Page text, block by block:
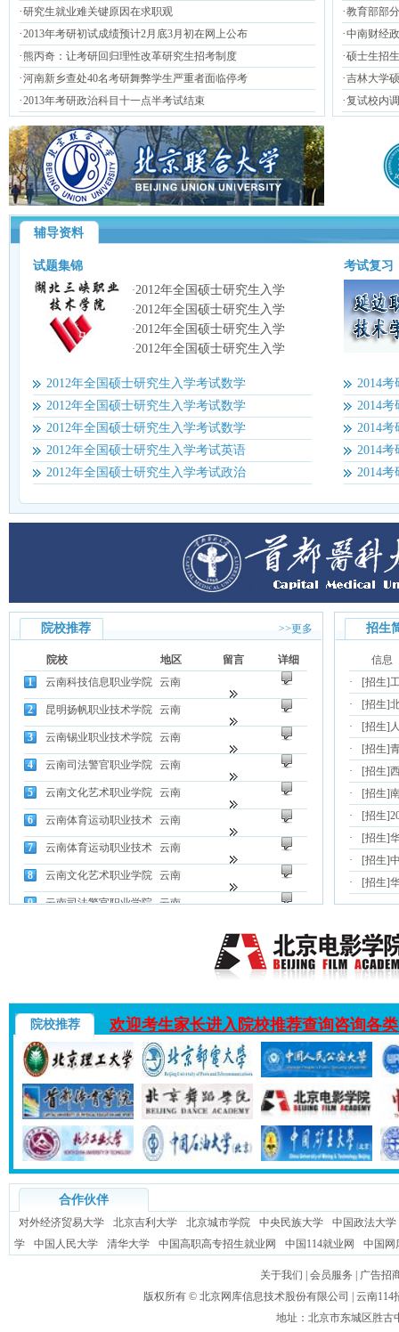
·研究生就业难关键原因在求职观
·2013年考研初试成绩预计2月底3月初在网上公布
·熊丙奇：让考研回归理性改革研究生招考制度
·河南新乡查处40名考研舞弊学生严重者面临停考
·2013年考研政治科目十一点半考试结束
·教育部部
·中南财经
·硕士生招
·吉林大学
·复试校内
辅导资料
试题集锦
·2012年全国硕士研究生入学
·2012年全国硕士研究生入学
·2012年全国硕士研究生入学
·2012年全国硕士研究生入学
2012年全国硕士研究生入学考试数学
2012年全国硕士研究生入学考试数学
2012年全国硕士研究生入学考试数学
2012年全国硕士研究生入学考试英语
2012年全国硕士研究生入学考试政治
考试复习
2014
2014
2014
2014
2014
院校推荐 >>更多
院校 地区 留言
详细
1
云南科技信息职业学院 云南
2 昆明扬帆职业技术学院 云南
3 云南锡业职业技术学院 云南
4 云南司法警官职业学院 云南
5 云南文化艺术职业学院 云南
6 云南体育运动职业技术 云南
7 云南体育运动职业技术 云南
8 云南文化艺术职业学院 云南
9 云南司法警官职业学院 云南
招生
信息
·
[招生]
·
[招生]
·
[招生]
·
[招生]
·
[招生]
·
[招生]
·
[招生]
·
[招生]
·
[招生]
·
[招生]
院校推荐 欢迎考生家长进入院校推荐查询咨询各
合作伙伴
对外经济贸易大学 北京吉利大学 北京城市学院 中央民族大学
中国政法大学
学
中国人民大学 清华大学 中国高职高专招生就业网 中国114就业网 中国网
关于我们 会员服务
广告招
版权所有 © 北京网库信息技术股份有限公司
| 云南
地址：北京市东城区胜